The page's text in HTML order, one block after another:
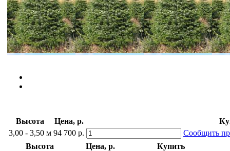
Высота Цена, р.
3,00 - 3,50 м 94 700 р.
Сообщить
Высота
Цена, р.
Купить